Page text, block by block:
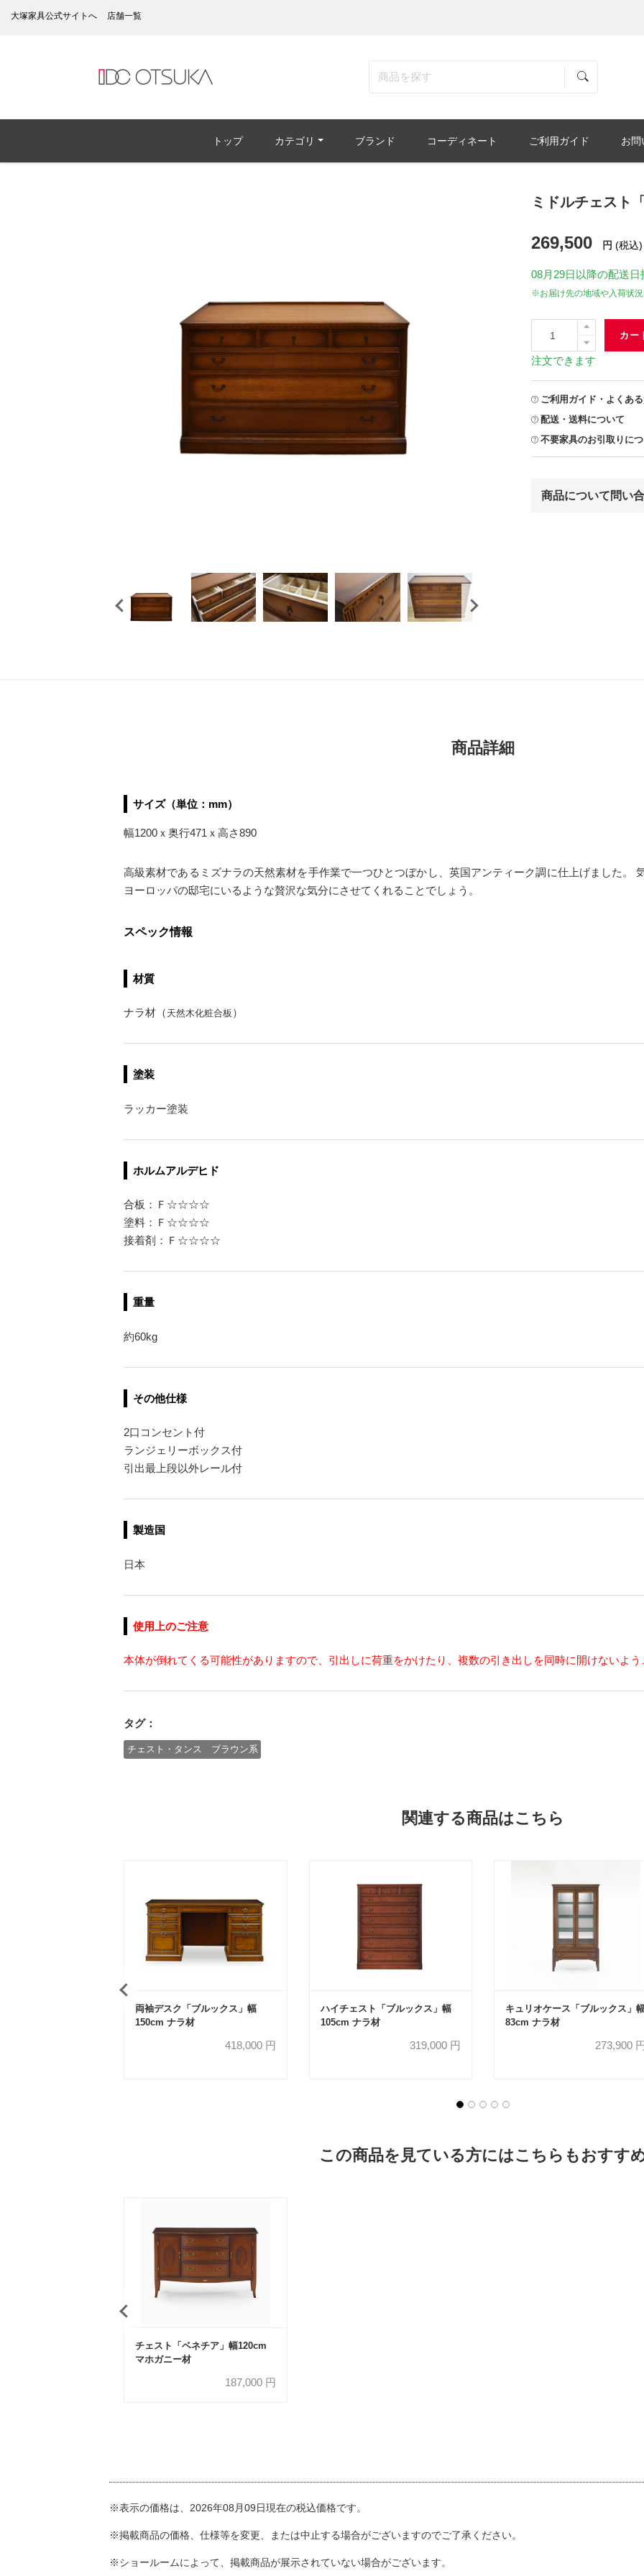
大塚家具公式サイトへ 店舗一覧
トップ カテゴリ ブランド コーディネート ご利用ガイド お問
ミドルチェスト
269,500 円 (税込)
08月29日 以降の配送
※お届け先の地域や入荷状
カー
注文できます
ご利用ガイド・よくあ
配送・送料について
不要家具のお引取りに
商品について問い
商品詳細
サイズ（単位：mm）
幅1200ｘ奥行471ｘ高さ890
高級素材であるミズナラの天然素材を手作業で一つひとつぼかし、英国アンティーク調に仕上げました。
ヨーロッパの邸宅にいるような贅沢な気分にさせてくれることでしょう。
スペック情報
材質
ナラ材（ 天然木化粧合板 ）
塗装
ラッカー塗装
ホルムアルデヒド
合板：Ｆ☆☆☆☆
塗料：Ｆ☆☆☆☆
接着剤：Ｆ☆☆☆☆
重量
約60kg
その他仕様
2口コンセント付
ランジェリーボックス付
引出最上段以外レール付
製造国
日本
使用上のご注意
本体が倒れてくる可能性がありますので、引出しに荷重をかけたり、複数の引き出しを同時に開けないよう
タグ：
チェスト・タンス ブラウン系
関連する商品はこちら
両袖デスク「ブルックス」幅
150cm ナラ材
418,000 円
ハイチェスト「ブルックス」幅
105cm ナラ材
319,000 円
キュリオケース「ブルックス」
83cm ナラ材
273,900 円
この商品を見ている方にはこちらもおすす
チェスト「ベネチア」幅120cm
マホガニー材
187,000 円
※表示の価格は、2026年08月09日現在の税込価格です。
※掲載商品の価格、仕様等を変更、または中止する場合がございますのでご了承ください。
※ショールームによって、掲載商品が展示されていない場合がございます。